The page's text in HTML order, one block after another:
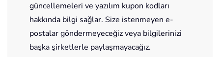
güncellemeleri ve yazılım kupon kodları
hakkında bilgi sağlar. Size istenmeyen e-
postalar göndermeyeceğiz veya bilgilerinizi
başka şirketlerle paylaşmayacağız.